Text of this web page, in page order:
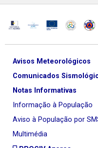
Avisos Meteorológicos
Comunicados
Notas Informativas
Informação à População
Aviso à População por
Multimédia